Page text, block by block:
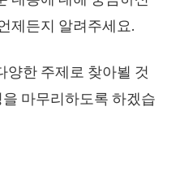
제든지 알려주세요.
양한 주제로 찾아뵐 것
마무리하도록 하겠습